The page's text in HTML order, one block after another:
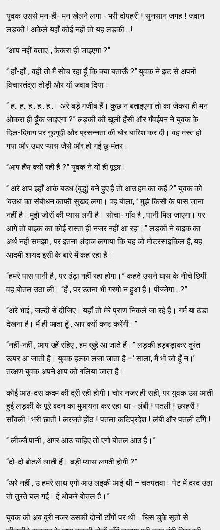
युवक उससे मन-ही- मन खेलने लगा - भरी दोपहरी ! सुनसान जगह ! जवान
लड़की ! अकेले यहाँ कोई नहीं तो यह लड़की....!
“आप नहीं बताए.., केकरा ही जाइएगा ?”
“ हाँ-हाँ.., वही तो मैं सोच रहा हूँ कि क्या बताऊँ ?” युवक ने झट से अपनी
विचारतंद्रा तोड़ी और यों जवाब दिया।
“ ह.. ह.. ह.. ह.. ह..। अरे बड़े गजीब हैं। कुछ न बताइएगा तो का जेकरा ही मन
ओकरा ही ढ़ूँक जाइएगा ?” लड़की की खुली हँसी और गँवईपन ने युवक के
दिल-दिमाग पर गुदगुदी और प्रसन्नता की घोर बारिश कर दी। वह मस्त हो
गया और उधर प्यास जैसे और हो गई छू-मंतर।
“आप हँस क्यों रही हैं ?” युवक ने यों ही पूछा।
“ अरे आप इहाँ आके बउध (बुद्धू) बने हुए हैं तो आउ हम का कहें ?” युवक को
‘बउध’ का संबोधन काफी सुखद लगा। वह बोला, “ मुझे किसी के पास जाना
नहीं है। मुझे जोरों की प्यास लगी है। सोचा- गाँव है , पानी मिल जाएगा। पर
आगे तो बाइक का कोई रास्ता ही नजर नहीं आ रहा।” लड़की ने बाइक का
अर्थ नहीं समझा , पर इतना अंदाज लगाया कि यह जो मोटरसाइकिल है, यह
आदमी शायद इसी के बारे में कह रहा है।
“हमरे पास पानी है , पर ठंढ़ा नहीं रहा होगा।” कहते उसने घास के नीचे छिपी
वह बोतल उठा ली। “हँ , पर उतना भी गरमो न हुआ है। पीज्जेगा....?”
“अरे भाई , जल्दी से दीजिए। यहाँ तो मेरे प्राण निकले जा रहे हैं। गर्म या ठंडा
देखना है। मैं ही आता हूँ , आप क्यों कष्ट करेंगी।”
“नहीं-नहीं , आप उहें रहिए , हम खुद्दे आ जाते हैं।” लड़की हड़बड़ाकर तुरंत
ऊपर आ जाती है। युवक हल्का लजा जाता है –‘ साला, मैं भी जो हूँ न।’
तत्क्षण युवक अपने आप को गलिया जाता है।
कोई आठ-दस कदम की दूरी रही होगी। चोर नजर ही सही, पर युवक उस आती
हुई लड़की के पूरे बदन का मुआयना कर रहा था - लंबी ! पतली ! छरहरी !
साँवली ! भरी छाती ! लरजते होंठ ! पतला कटिप्रदेश ! लंबी और पतली टाँगें !
“ लीज्जै पानी , अगर आउ चाहिए तो एगो बोतल आउ है।”
“दो-दो बोतलें लाती हैं। बड़ी प्यास लगती होगी ?”
“अरे नहीं , उ हमरे साथ एगो आउ लइकी आई थी – चतपतवा। पेट में दरद उठा
तो तुरते चल गई। ई ओकरे बोतल है।”
युवक की अब बुरी नजर उसकी दोनों टाँगों पर थी। घिस चुके सूतों से